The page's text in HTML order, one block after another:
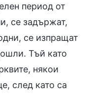
период от
се задържат,
се изпращат
Тъй като
някои
след като са